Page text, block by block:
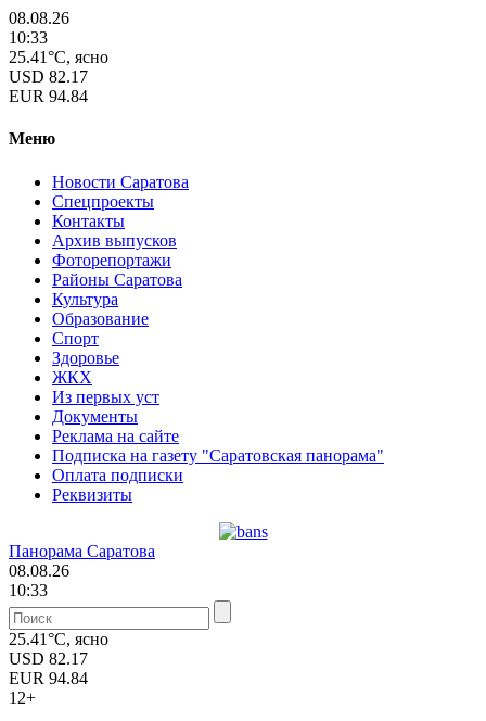
08.08.26
10:33
25.41°C, ясно
USD 82.17
EUR 94.84
Меню
Новости Саратова
Спецпроекты
Контакты
Архив выпусков
Фоторепортажи
Районы Саратова
Культура
Образование
Спорт
Здоровье
ЖКХ
Из пеpвых уст
Документы
Реклама на сайте
Подписка на газету "Саратовская панорама"
Оплата подписки
Реквизиты
Панорама Саратова
08.08.26
10:33
25.41°C, ясно
USD 82.17
EUR 94.84
12+